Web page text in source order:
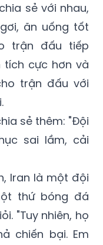
sẻ với nhau,
ăn uống tốt
trận đấu tiếp
tích cực hơn và
trận đấu với
sẻ thêm: "Đội
sai lầm, cải
Iran là một đội
thứ bóng đá
"Tuy nhiên, họ
chiến bại. Em